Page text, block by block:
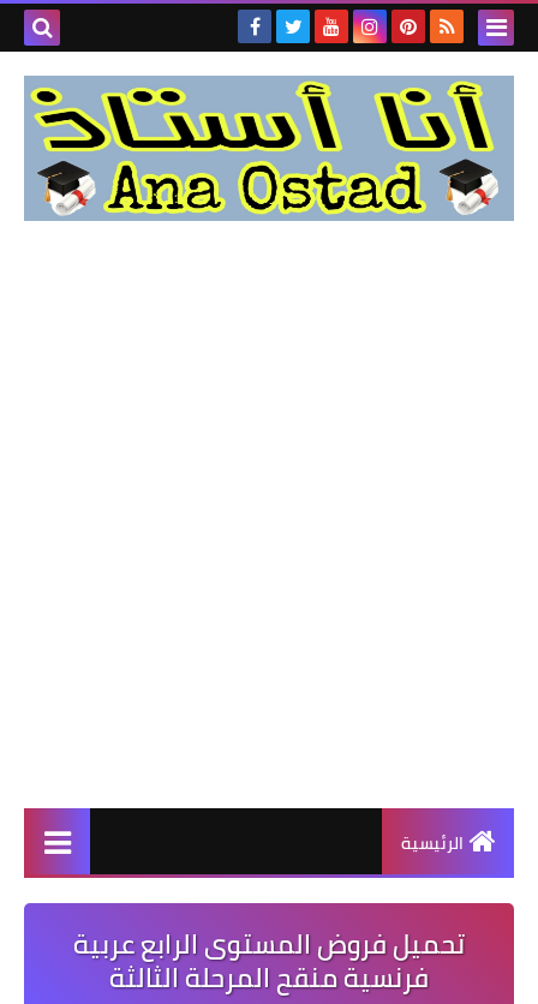
الرئيسية
تحميل فروض المستوى الرابع عربية
فرنسية منقح المرحلة الثالثة